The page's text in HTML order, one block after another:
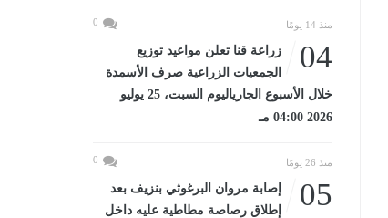
منذ 14 يومًا 0
04
زراعة قنا تعلن مواعيد توزيع
الجمعيات الزراعية صرف الأسمدة
خلال الأسبوع الجارياليوم السبت، 25 يوليو
2026 04:00 مـ
منذ 26 يومًا 0
05
إصابة مروان البرغوثي بنزيف بعد
إطلاق رصاصة مطاطية عليه داخل